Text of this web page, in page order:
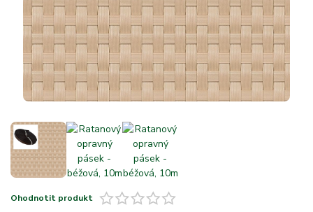
Ohodnotit produkt